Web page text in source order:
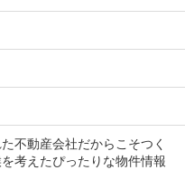
不動産会社だからこそつく
考えたぴったりな物件情報